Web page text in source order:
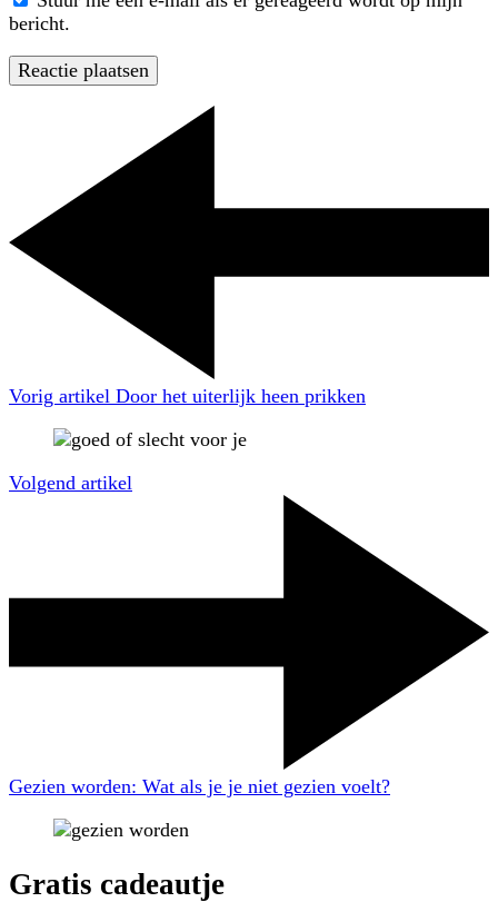
bericht.
Vorig artikel Door het uiterlijk heen prikken
Volgend artikel
Gezien worden: Wat als je je niet gezien voelt?
Gratis cadeautje